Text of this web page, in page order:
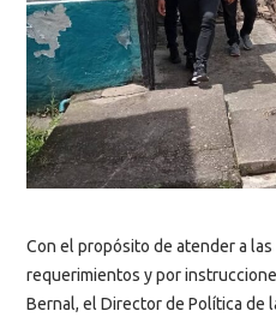
Con el propósito de atender a
requerimientos y por
Bernal, el Director de Política de